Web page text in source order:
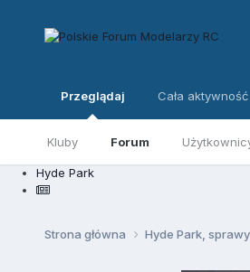
Przeglądaj
Kluby Forum
Cała aktywność
Hyde Park
Strona główna Hyde Park,